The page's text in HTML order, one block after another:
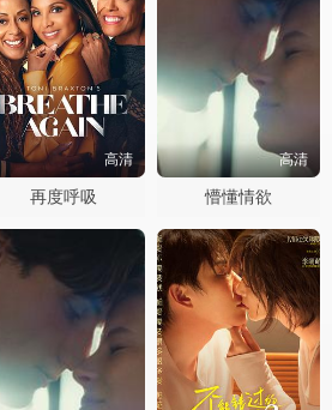
高清
再度呼吸
高清
懵懂情欲